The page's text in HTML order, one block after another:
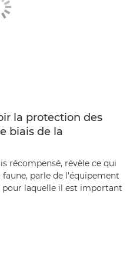
la protection des
biais de la
récompensé, révèle ce qui
parle de l'équipement
laquelle il est important